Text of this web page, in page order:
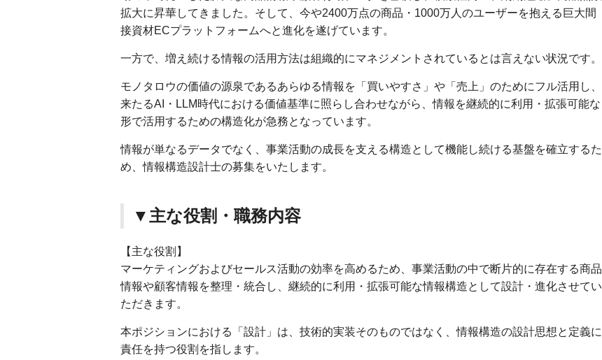
拡大に昇華してきました。そして、今や2400万点の商品・1000万人のユーザーを抱える巨大間
接資材ECプラットフォームへと進化を遂げています。
一方で、増え続ける情報の活用方法は組織的にマネジメントされているとは言えない状況です。
モノタロウの価値の源泉であるあらゆる情報を「買いやすさ」や「売上」のためにフル活用し、
来たるAI・LLM時代における価値基準に照らし合わせながら、情報を継続的に利用・拡張可能な
形で活用するための構造化が急務となっています。
情報が単なるデータでなく、事業活動の成長を支える構造として機能し続ける基盤を確立するた
め、情報構造設計士の募集をいたします。
▼主な役割・職務内容
【主な役割】
マーケティングおよびセールス活動の効率を高めるため、事業活動の中で断片的に存在する商品
情報や顧客情報を整理・統合し、継続的に利用・拡張可能な情報構造として設計・進化させてい
ただきます。
本ポジションにおける「設計」は、技術的実装そのものではなく、情報構造の設計思想と定義に
責任を持つ役割を指します。